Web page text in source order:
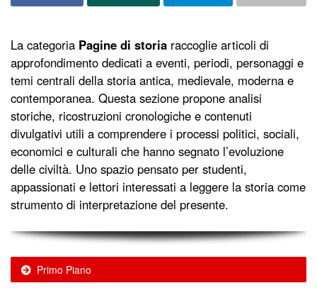
La categoria Pagine di storia raccoglie articoli di
approfondimento dedicati a eventi, periodi, personaggi e
temi centrali della storia antica, medievale, moderna e
contemporanea. Questa sezione propone analisi
storiche, ricostruzioni cronologiche e contenuti
divulgativi utili a comprendere i processi politici, sociali,
economici e culturali che hanno segnato l’evoluzione
delle civiltà. Uno spazio pensato per studenti,
appassionati e lettori interessati a leggere la storia come
strumento di interpretazione del presente.
Primo Piano